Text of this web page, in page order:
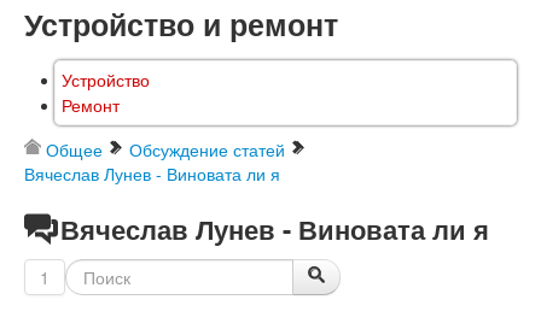
Устройство и ремонт
Устройство
Ремонт
Общее
Обсуждение статей
Вячеслав Лунев - Виновата ли я
Вячеслав Лунев - Виновата ли я
1